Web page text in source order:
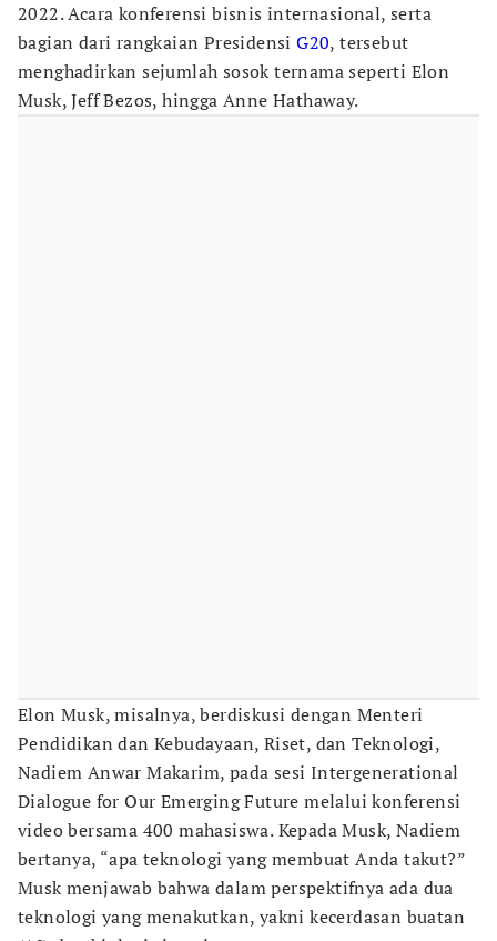
2022. Acara konferensi bisnis internasional, serta
bagian dari rangkaian PresidensiG20, tersebut
menghadirkan sejumlah sosok ternama seperti Elon
Musk, Jeff Bezos, hingga Anne Hathaway.
Elon Musk, misalnya, berdiskusi dengan Menteri
Pendidikan dan Kebudayaan, Riset, dan Teknologi,
Nadiem Anwar Makarim, pada sesi Intergenerational
Dialogue for Our Emerging Future melalui konferensi
video bersama 400 mahasiswa. Kepada Musk, Nadiem
bertanya, “apa teknologi yang membuat Anda takut?”
Musk menjawab bahwa dalam perspektifnya ada dua
teknologi yang menakutkan, yakni kecerdasan buatan